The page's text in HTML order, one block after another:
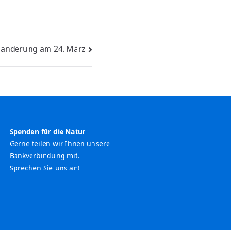
am 24. März
Spenden für die Natur
Gerne teilen wir Ihnen unsere
Bankverbindung mit.
Sprechen Sie uns an!